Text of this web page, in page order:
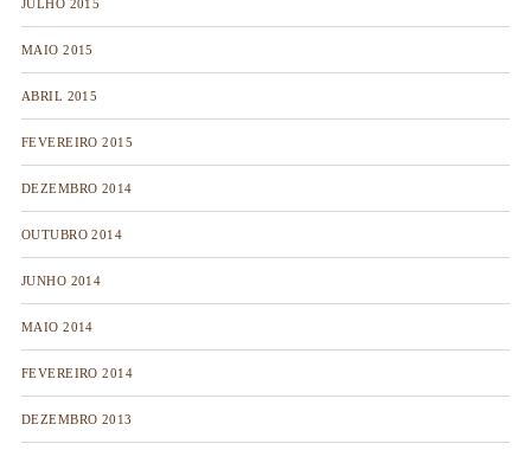
JULHO 2015
MAIO 2015
ABRIL 2015
FEVEREIRO 2015
DEZEMBRO 2014
OUTUBRO 2014
JUNHO 2014
MAIO 2014
FEVEREIRO 2014
DEZEMBRO 2013